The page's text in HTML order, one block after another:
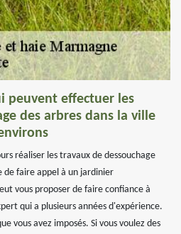
peuvent effectuer les
des arbres dans la ville
réaliser les travaux de dessouchage
de faire appel à un jardinier
vous proposer de faire confiance à
qui a plusieurs années d'expérience.
vous avez imposés. Si vous voulez des